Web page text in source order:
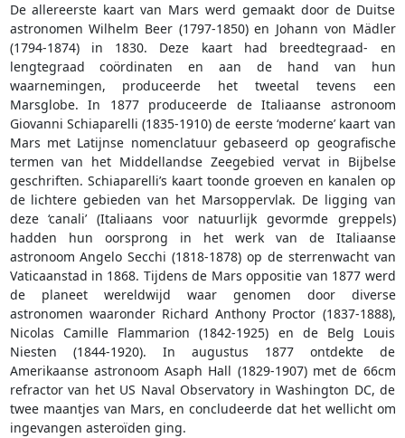
De allereerste kaart van Mars werd gemaakt door de Duitse
astronomen Wilhelm Beer (1797-1850) en Johann von Mädler
(1794-1874) in 1830. Deze kaart had breedtegraad- en
lengtegraad coördinaten en aan de hand van hun
waarnemingen, produceerde het tweetal tevens een
Marsglobe. In 1877 produceerde de Italiaanse astronoom
Giovanni Schiaparelli (1835-1910) de eerste ‘moderne’ kaart van
Mars met Latijnse nomenclatuur gebaseerd op geografische
termen van het Middellandse Zeegebied vervat in Bijbelse
geschriften. Schiaparelli’s kaart toonde groeven en kanalen op
de lichtere gebieden van het Marsoppervlak. De ligging van
deze ‘canali’ (Italiaans voor natuurlijk gevormde greppels)
hadden hun oorsprong in het werk van de Italiaanse
astronoom Angelo Secchi (1818-1878) op de sterrenwacht van
Vaticaanstad in 1868. Tijdens de Mars oppositie van 1877 werd
de planeet wereldwijd waar genomen door diverse
astronomen waaronder Richard Anthony Proctor (1837-1888),
Nicolas Camille Flammarion (1842-1925) en de Belg Louis
Niesten (1844-1920). In augustus 1877 ontdekte de
Amerikaanse astronoom Asaph Hall (1829-1907) met de 66cm
refractor van het US Naval Observatory in Washington DC, de
twee maantjes van Mars, en concludeerde dat het wellicht om
ingevangen asteroïden ging.